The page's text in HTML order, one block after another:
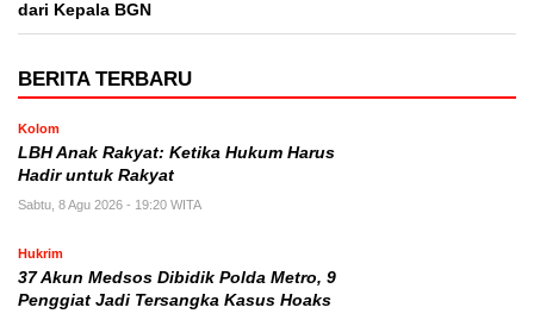
dari Kepala BGN
BERITA TERBARU
Kolom
LBH Anak Rakyat: Ketika Hukum Harus
Hadir untuk Rakyat
Sabtu, 8 Agu 2026 - 19:20 WITA
Hukrim
37 Akun Medsos Dibidik Polda Metro, 9
Penggiat Jadi Tersangka Kasus Hoaks